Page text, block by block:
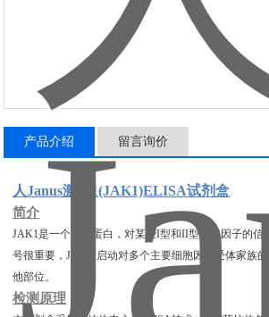
产品介绍 留言询价
人Janus激酶1(JAK1)ELISA试剂盒
简介
JAK1是一个激酶蛋白，对某些I型和II型细胞因子的
号很重要，Jak1在启动对多个主要细胞因子受体家族
他部位。
检测原理